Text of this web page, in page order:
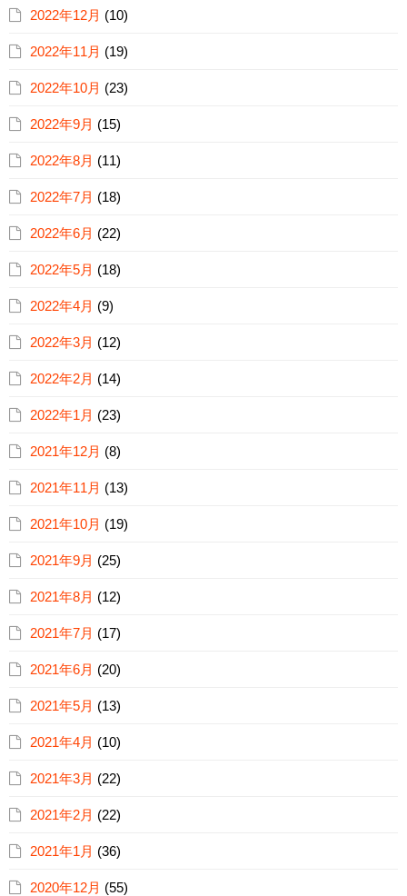
2022年12月 (10)
2022年11月 (19)
2022年10月 (23)
2022年9月 (15)
2022年8月 (11)
2022年7月 (18)
2022年6月 (22)
2022年5月 (18)
2022年4月 (9)
2022年3月 (12)
2022年2月 (14)
2022年1月 (23)
2021年12月 (8)
2021年11月 (13)
2021年10月 (19)
2021年9月 (25)
2021年8月 (12)
2021年7月 (17)
2021年6月 (20)
2021年5月 (13)
2021年4月 (10)
2021年3月 (22)
2021年2月 (22)
2021年1月 (36)
2020年12月 (55)